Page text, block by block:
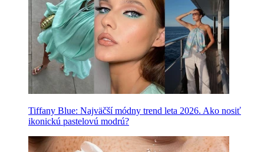
Tiffany Blue: Najväčší módny trend leta 2026. Ako nosiť
ikonickú pastelovú modrú?